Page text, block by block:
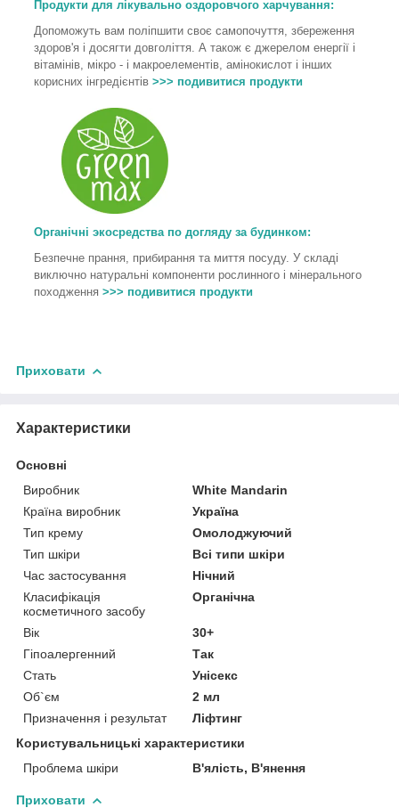
Продукти для лікувально оздоровчого харчування:
Допоможуть вам поліпшити своє самопочуття, збереження
здоров'я і досягти довголіття. А також є джерелом енергії і
вітамінів, мікро - і макроелементів, амінокислот і інших
корисних інгредієнтів >>> подивитися продукти
Органічні экосредства по догляду за будинком:
Безпечне прання, прибирання та миття посуду. У складі
виключно натуральні компоненти рослинного і мінерального
походження >>> подивитися продукти
Приховати
Характеристики
Основні
Виробник
White Mandarin
Країна виробник
Україна
Тип крему
Омолоджуючий
Тип шкіри
Всі типи шкіри
Час застосування
Нічний
Класифікація
косметичного засобу
Органічна
Вік
30+
Гіпоалергенний
Так
Стать
Унісекс
Об`єм
2 мл
Призначення і результат
Ліфтинг
Користувальницькі характеристики
Проблема шкіри
В'ялість, В'янення
Приховати